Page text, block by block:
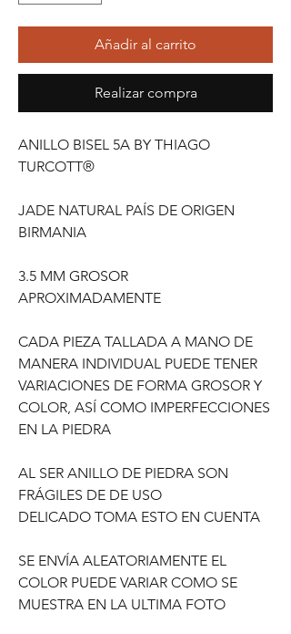
Añadir al carrito
Realizar compra
ANILLO BISEL 5A BY THIAGO
TURCOTT®
JADE NATURAL PAÍS DE ORIGEN
BIRMANIA
3.5 MM GROSOR
APROXIMADAMENTE
CADA PIEZA TALLADA A MANO DE
MANERA INDIVIDUAL PUEDE TENER
VARIACIONES DE FORMA GROSOR Y
COLOR, ASÍ COMO IMPERFECCIONES
EN LA PIEDRA
AL SER ANILLO DE PIEDRA SON
FRÁGILES DE DE USO
DELICADO TOMA ESTO EN CUENTA
SE ENVÍA ALEATORIAMENTE EL
COLOR PUEDE VARIAR COMO SE
MUESTRA EN LA ULTIMA FOTO